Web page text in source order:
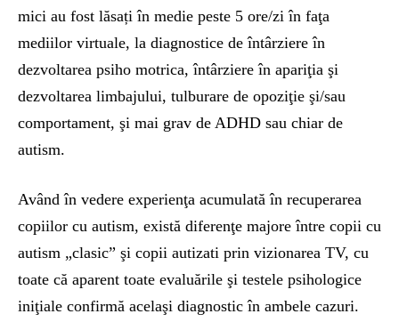
mici au fost lăsați în medie peste 5 ore/zi în faţa
mediilor virtuale, la diagnostice de întârziere în
dezvoltarea psiho motrica, întârziere în apariţia şi
dezvoltarea limbajului, tulburare de opoziţie şi/sau
comportament, şi mai grav de ADHD sau chiar de
autism.
Având în vedere experienţa acumulată în recuperarea
copiilor cu autism, există diferenţe majore între copii cu
autism „clasic” şi copii autizati prin vizionarea TV, cu
toate că aparent toate evaluările şi testele psihologice
iniţiale confirmă acelaşi diagnostic în ambele cazuri.